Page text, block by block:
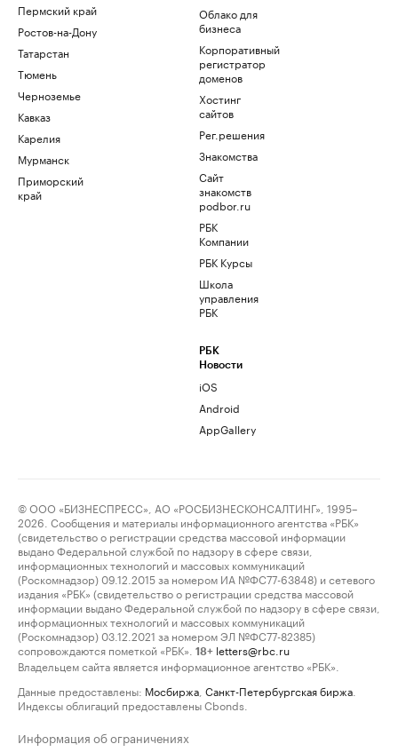
Пермский край
Ростов-на-Дону
Татарстан
Тюмень
Черноземье
Кавказ
Карелия
Мурманск
Приморский
край
Облако для
бизнеса
Корпоративный
регистратор
доменов
Хостинг
сайтов
Рег.решения
Знакомства
Сайт
знакомств
podbor.ru
РБК
Компании
РБК Курсы
Школа
управления
РБК
РБК
Новости
iOS
Android
AppGallery
© ООО «БИЗНЕСПРЕСС», АО «РОСБИЗНЕСКОНСАЛТИНГ», 1995–
2026. Сообщения и материалы информационного агентства «РБК»
(свидетельство о регистрации средства массовой информации
выдано Федеральной службой по надзору в сфере связи,
информационных технологий и массовых коммуникаций
(Роскомнадзор) 09.12.2015 за номером ИА №ФС77-63848) и сетевого
издания «РБК» (свидетельство о регистрации средства массовой
информации выдано Федеральной службой по надзору в сфере связи,
информационных технологий и массовых коммуникаций
(Роскомнадзор) 03.12.2021 за номером ЭЛ №ФС77-82385)
сопровождаются пометкой «РБК».
18+ letters@rbc.ru
Владельцем сайта является информационное агентство «РБК».
Данные предоставлены: Мосбиржа Санкт-Петербургская биржа
Индексы облигаций предоставлены Cbonds.
Информация об ограничениях